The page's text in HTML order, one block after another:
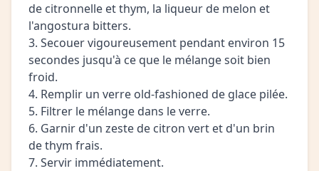
de citronnelle et thym, la liqueur de melon et
l'angostura bitters.
3. Secouer vigoureusement pendant environ 15
secondes jusqu'à ce que le mélange soit bien
froid.
4. Remplir un verre old-fashioned de glace pilée.
5. Filtrer le mélange dans le verre.
6. Garnir d'un zeste de citron vert et d'un brin
de thym frais.
7. Servir immédiatement.